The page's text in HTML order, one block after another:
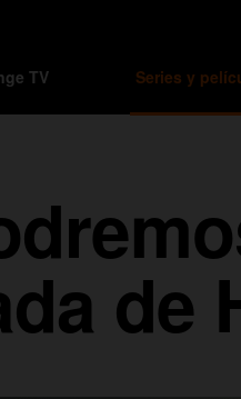
TV Series y
de